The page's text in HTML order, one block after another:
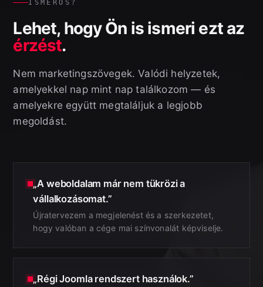
ISMERŐS?
Lehet, hogy Ön is ismeri ezt az
érzést.
Nem marketingszövegek. Valódi helyzetek,
amelyekkel nap mint nap találkozom — és
amelyekre együtt megtaláljuk a legjobb
megoldást.
„A weboldalam már nem tükrözi a
vállalkozásomat.”
Újratervezem a megjelenést és a szerkezetet,
hogy valóban a cége mai színvonalát képviselje.
„Régi Joomla rendszert használok.”